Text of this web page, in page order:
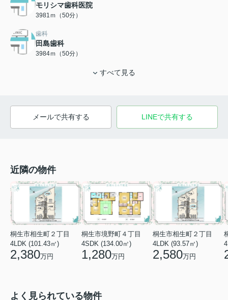
モリシマ歯科医院
3981ｍ（50分）
歯科
田島歯科
3984ｍ（50分）
すべて見る
メールで共有する LINEで共有する
近隣の物件
桐生市相生町２丁目
4LDK (101.43㎡)
2,380万円
桐生市境野町４丁目
4SDK (134.00㎡)
1,280万円
桐生市相生町２丁目
4LDK (93.57㎡)
2,580万円
よく見られている物件